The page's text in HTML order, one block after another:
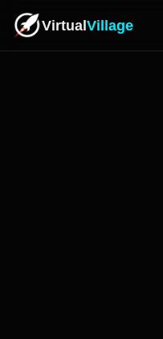
VirtualVillage